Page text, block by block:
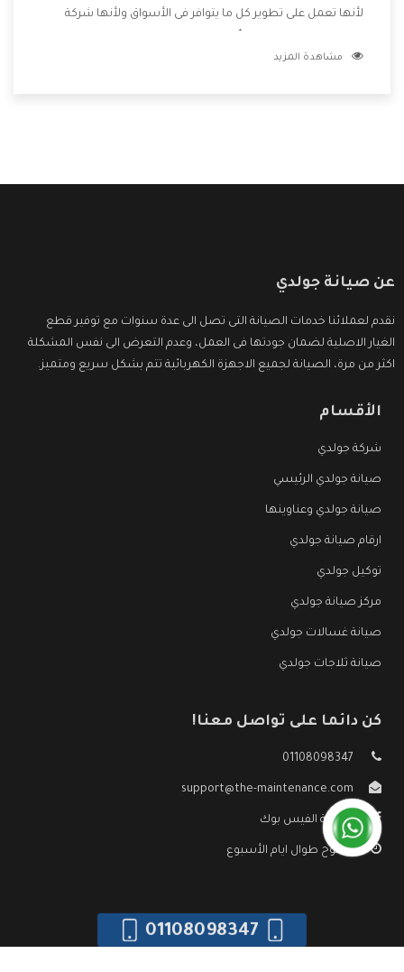
لأنها تعمل على تطوير كل ما يتوافر فى الأسواق ولأنها شركة
وتقدم للعملاء أقوى العروض والخصومات التى تسهل على
مشاهدة المزيد
عن صيانة جولدي
نقدم لعملائنا خدمات الصيانة التى تصل الى عدة سنوات مع توفير قطع
الغيار الاصلية لضمان جودتها فى العمل، وعدم التعرض الى نفس المشكلة
اكثر من مرة، الصيانة لجميع الاجهزة الكهربائية تتم بشكل سريع ومتميز.
الأقسام
شركة جولدي
صيانة جولدي الرئيسي
صيانة جولدي وعناوينها
ارقام صيانة جولدي
توكيل جولدي
مركز صيانة جولدي
صيانة غسالات جولدي
صيانة ثلاجات جولدي
كن دائما على تواصل معنا!
01108098347
support@the-maintenance.com
صفحة الفيس بوك
مفتوح طوال ايام الأسبوع
01108098347